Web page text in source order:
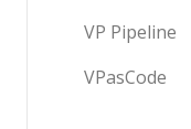
VP Pipeline
VPasCode